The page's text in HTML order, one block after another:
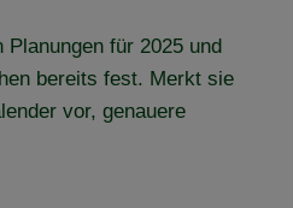
für 2025 und
bereits fest. Merkt sie
vor, genauere